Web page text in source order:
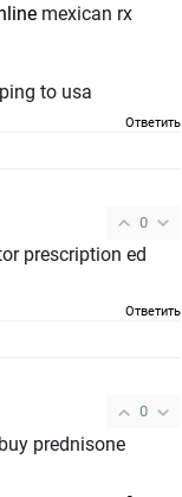
mexican rx
to usa
Ответить
0
ed
Ответить
0
prednisone